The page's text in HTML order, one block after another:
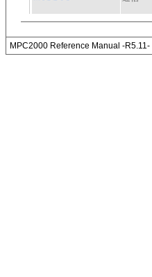
MPC2000 Reference Manual -R5.11-